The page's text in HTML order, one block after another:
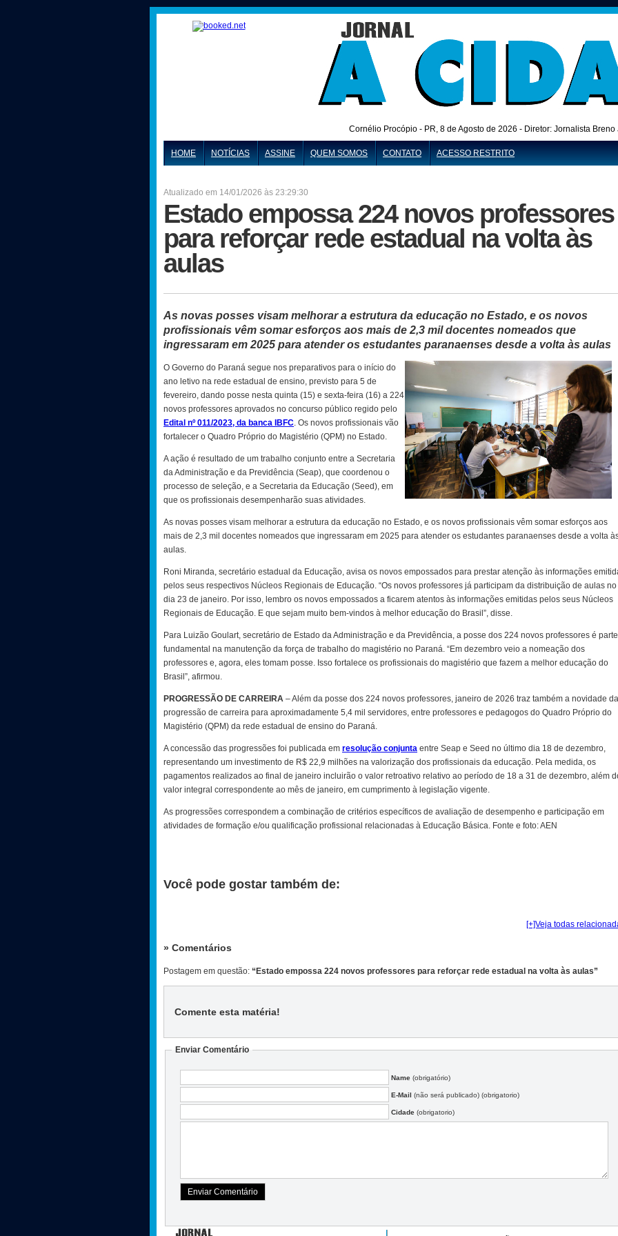
Cornélio Procópio - PR, 8 de Agosto de 2026 - Diretor: Jornalista
HOME NOTÍCIAS ASSINE QUEM SOMOS CONTATO ACESSO RESTRITO
Atualizado em 14/01/2026 às 23:29:30
Estado empossa 224 novos professores
para reforçar rede estadual na volta às
aulas
As novas posses visam melhorar a estrutura da educação no Estado, e os novos
profissionais vêm somar esforços aos mais de 2,3 mil docentes nomeados que
ingressaram em 2025 para atender os estudantes paranaenses desde a volta às aulas
O Governo do Paraná segue nos preparativos para o início do
ano letivo na rede estadual de ensino, previsto para 5 de
fevereiro, dando posse nesta quinta (15) e sexta-feira (16) a 224
novos professores aprovados no concurso público regido pelo
Edital nº 011/2023, da banca IBFC. Os novos profissionais vão
fortalecer o Quadro Próprio do Magistério (QPM) no Estado.
A ação é resultado de um trabalho conjunto entre a Secretaria
da Administração e da Previdência (Seap), que coordenou o
processo de seleção, e a Secretaria da Educação (Seed), em
que os profissionais desempenharão suas atividades.
As novas posses visam melhorar a estrutura da educação no Estado, e os novos profissionais vêm somar esforços aos
mais de 2,3 mil docentes nomeados que ingressaram em 2025 para atender os estudantes paranaenses desde a volta
aulas.
Roni Miranda, secretário estadual da Educação, avisa os novos empossados para prestar atenção às informações
pelos seus respectivos Núcleos Regionais de Educação. “Os novos professores já participam da distribuição de aulas no
dia 23 de janeiro. Por isso, lembro os novos empossados a ficarem atentos às informações emitidas pelos seus Núcleos
Regionais de Educação. E que sejam muito bem-vindos à melhor educação do Brasil”, disse.
Para Luizão Goulart, secretário de Estado da Administração e da Previdência, a posse dos 224 novos professores é parte
fundamental na manutenção da força de trabalho do magistério no Paraná. “Em dezembro veio a nomeação dos
professores e, agora, eles tomam posse. Isso fortalece os profissionais do magistério que fazem a melhor educação do
Brasil”, afirmou.
PROGRESSÃO DE CARREIRA – Além da posse dos 224 novos professores, janeiro de 2026 traz também a novidade da
progressão de carreira para aproximadamente 5,4 mil servidores, entre professores e pedagogos do Quadro Próprio do
Magistério (QPM) da rede estadual de ensino do Paraná.
A concessão das progressões foi publicada em resolução conjunta entre Seap e Seed no último dia 18 de dezembro,
representando um investimento de R$ 22,9 milhões na valorização dos profissionais da educação. Pela medida, os
pagamentos realizados ao final de janeiro incluirão o valor retroativo relativo ao período de 18 a 31 de dezembro, além
valor integral correspondente ao mês de janeiro, em cumprimento à legislação vigente.
As progressões correspondem a combinação de critérios específicos de avaliação de desempenho e participação em
atividades de formação e/ou qualificação profissional relacionadas à Educação Básica. Fonte e foto: AEN
Você pode gostar também de:
[+]Veja todas
» Comentários
Postagem em questão: “Estado empossa 224 novos professores para reforçar rede estadual na volta às aulas”
Comente esta matéria!
Enviar Comentário
Name (obrigatório)
E-Mail (não será publicado) (obrigatorio)
Cidade (obrigatorio)